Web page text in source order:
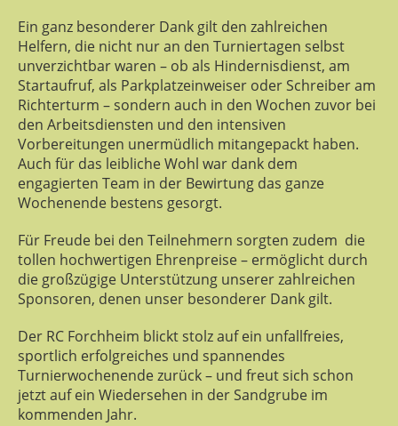
Ein ganz besonderer Dank gilt den zahlreichen
Helfern, die nicht nur an den Turniertagen selbst
unverzichtbar waren – ob als Hindernisdienst, am
Startaufruf, als Parkplatzeinweiser oder Schreiber am
Richterturm – sondern auch in den Wochen zuvor bei
den Arbeitsdiensten und den intensiven
Vorbereitungen unermüdlich mitangepackt haben.
Auch für das leibliche Wohl war dank dem
engagierten Team in der Bewirtung das ganze
Wochenende bestens gesorgt.
Für Freude bei den Teilnehmern sorgten zudem die
tollen hochwertigen Ehrenpreise – ermöglicht durch
die großzügige Unterstützung unserer zahlreichen
Sponsoren, denen unser besonderer Dank gilt.
Der RC Forchheim blickt stolz auf ein unfallfreies,
sportlich erfolgreiches und spannendes
Turnierwochenende zurück – und freut sich schon
jetzt auf ein Wiedersehen in der Sandgrube im
kommenden Jahr.